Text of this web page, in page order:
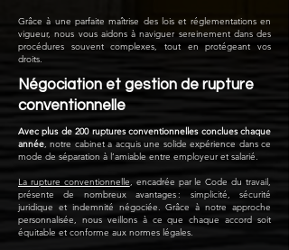
Grâce à une parfaite maîtrise des lois et réglementations en
vigueur, nous vous aidons à naviguer sereinement dans des
procédures souvent complexes, tout en protégeant vos
droits.
Négociation et gestion de rupture
conventionnelle
Avec plus de 200 ruptures conventionnelles conclues chaque
année, notre cabinet a acquis une solide expérience dans ce
mode de séparation à l’amiable entre employeur et salarié.
La rupture conventionnelle, encadrée par le Code du travail,
présente de nombreux avantages : simplicité, sécurité
juridique et indemnité négociée. Grâce à notre approche
personnalisée, nous veillons à ce que chaque accord soit
équitable et conforme aux normes légales.